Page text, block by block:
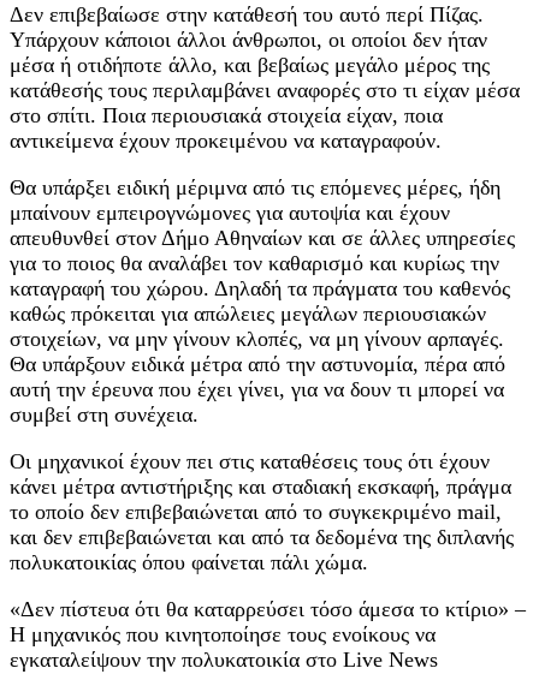
Δεν επιβεβαίωσε στην κατάθεσή του αυτό περί Πίζας.
Υπάρχουν κάποιοι άλλοι άνθρωποι, οι οποίοι δεν ήταν
μέσα ή οτιδήποτε άλλο, και βεβαίως μεγάλο μέρος της
κατάθεσής τους περιλαμβάνει αναφορές στο τι είχαν μέσα
στο σπίτι. Ποια περιουσιακά στοιχεία είχαν, ποια
αντικείμενα έχουν προκειμένου να καταγραφούν.
Θα υπάρξει ειδική μέριμνα από τις επόμενες μέρες, ήδη
μπαίνουν εμπειρογνώμονες για αυτοψία και έχουν
απευθυνθεί στον Δήμο Αθηναίων και σε άλλες υπηρεσίες
για το ποιος θα αναλάβει τον καθαρισμό και κυρίως την
καταγραφή του χώρου. Δηλαδή τα πράγματα του καθενός
καθώς πρόκειται για απώλειες μεγάλων περιουσιακών
στοιχείων, να μην γίνουν κλοπές, να μη γίνουν αρπαγές.
Θα υπάρξουν ειδικά μέτρα από την αστυνομία, πέρα από
αυτή την έρευνα που έχει γίνει, για να δουν τι μπορεί να
συμβεί στη συνέχεια.
Οι μηχανικοί έχουν πει στις καταθέσεις τους ότι έχουν
κάνει μέτρα αντιστήριξης και σταδιακή εκσκαφή, πράγμα
το οποίο δεν επιβεβαιώνεται από το συγκεκριμένο mail,
και δεν επιβεβαιώνεται και από τα δεδομένα της διπλανής
πολυκατοικίας όπου φαίνεται πάλι χώμα.
«Δεν πίστευα ότι θα καταρρεύσει τόσο άμεσα το κτίριο» –
Η μηχανικός που κινητοποίησε τους ενοίκους να
εγκαταλείψουν την πολυκατοικία στο Live News